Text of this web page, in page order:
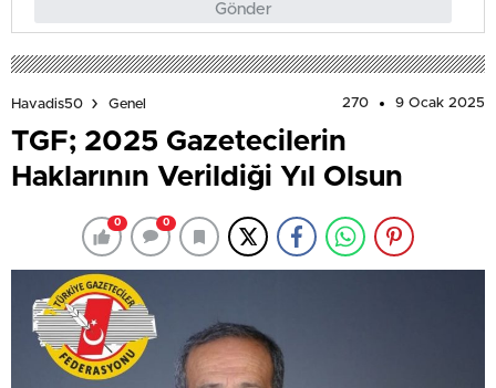
Gönder
Havadis50 Genel 270 9 Ocak 2025
TGF; 2025 Gazetecilerin
Haklarının Verildiği Yıl Olsun
0 0